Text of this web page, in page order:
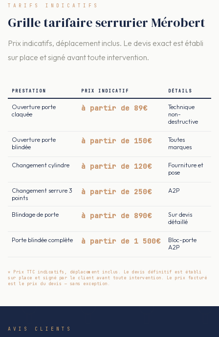
TARIFS INDICATIFS
Grille tarifaire serrurier Mérobert
Prix indicatifs, déplacement inclus. Le devis exact est établi
sur place et signé avant toute intervention.
PRESTATION PRIX INDICATIF DÉTAILS
Ouverture porte
claquée
à partir de 89€
Technique
non-
destructive
Ouverture porte
blindée
à partir de 150€
Toutes
marques
Changement cylindre à partir de 120€
Fourniture et
pose
Changement serrure 3
points
à partir de 250€ A2P
Blindage de porte à partir de 890€
Sur devis
détaillé
Porte blindée complète à partir de 1 500€
Bloc-porte
A2P
* Prix TTC indicatifs, déplacement inclus. Le devis définitif est établi
sur place et signé par le client avant toute intervention. Le prix facturé
est le prix du devis — sans exception.
AVIS CLIENTS